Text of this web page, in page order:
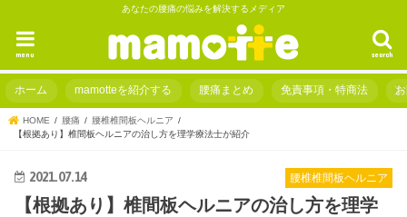
あなたの腰痛の悩みを解決するメディア
search
menu
ホーム mamotteを紹介する 腰痛まとめ 免責事項・特商法
HOME 腰痛
腰椎椎間板ヘルニア
【根拠あり】椎間板ヘルニアの治し方を理学療法士が紹介
腰椎椎間板ヘルニア
2021.07.14
【根拠あり】椎間板ヘルニアの治し方を理学